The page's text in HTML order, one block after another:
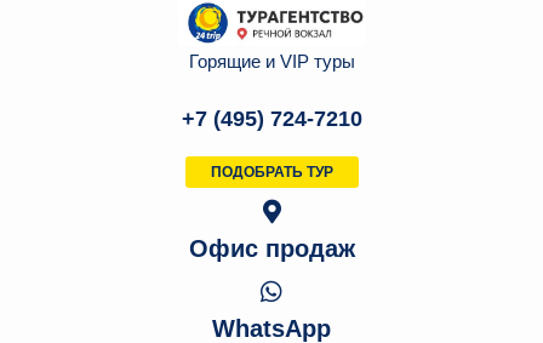
Горящие и VIP туры
+7 (495) 724-7210
ПОДОБРАТЬ ТУР
Офис продаж
WhatsApp